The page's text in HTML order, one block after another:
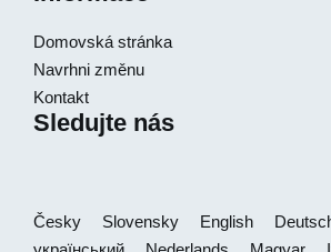
Domovská stránka
Navrhni změnu
Kontakt
Sledujte nás
Česky Slovensky English